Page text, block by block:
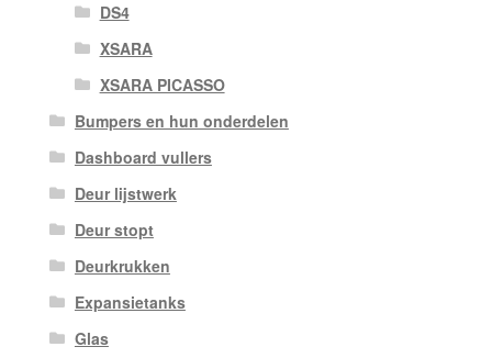
DS4
XSARA
XSARA PICASSO
Bumpers en hun onderdelen
Dashboard vullers
Deur lijstwerk
Deur stopt
Deurkrukken
Expansietanks
Glas